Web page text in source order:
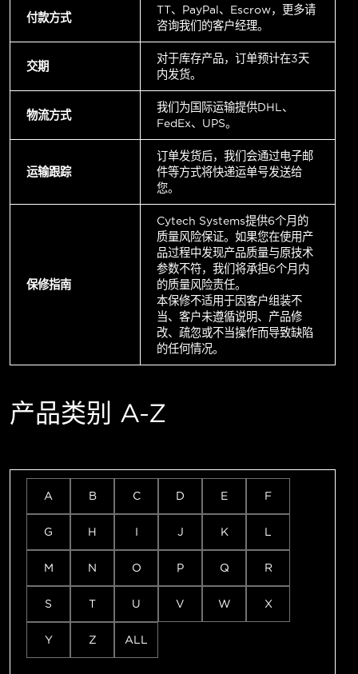
付款方式
TT、PayPal、Escrow，更多请
咨询我们的客户经理。
交期
对于库存产品，订单预计在3天
内发货。
物流方式
我们为国际运输提供DHL、
FedEx、UPS。
运输跟踪
订单发货后，我们会通过电子邮
件等方式将快递运单号发送给
您。
保修指南
Cytech Systems提供6个月的
质量风险保证。如果您在使用产
品过程中发现产品质量与原技术
参数不符，我们将承担6个月内
的质量风险责任。
本保修不适用于因客户组装不
当、客户未遵循说明、产品修
改、疏忽或不当操作而导致缺陷
的任何情况。
产品类别 A-Z
A B C D E F
G H I J K L
M N O P Q R
S T U V W X
Y Z ALL